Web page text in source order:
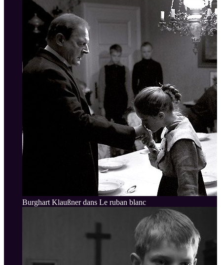
Burghart Klaußner dans Le ruban blanc